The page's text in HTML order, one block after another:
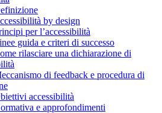
by design
per l’accessibilità
guida e criteri di successo
rilasciare una dichiarazione di
di feedback e procedura di
accessibilità
e approfondimenti